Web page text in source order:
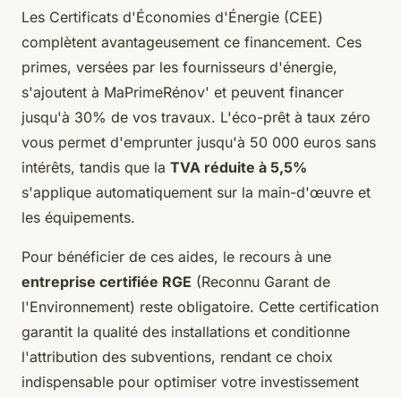
Les Certificats d'Économies d'Énergie (CEE)
complètent avantageusement ce financement. Ces
primes, versées par les fournisseurs d'énergie,
s'ajoutent à MaPrimeRénov' et peuvent financer
jusqu'à 30% de vos travaux. L'éco-prêt à taux zéro
vous permet d'emprunter jusqu'à 50 000 euros sans
intérêts, tandis que la TVA réduite à 5,5%
s'applique automatiquement sur la main-d'œuvre et
les équipements.
Pour bénéficier de ces aides, le recours à une
entreprise certifiée RGE (Reconnu Garant de
l'Environnement) reste obligatoire. Cette certification
garantit la qualité des installations et conditionne
l'attribution des subventions, rendant ce choix
indispensable pour optimiser votre investissement